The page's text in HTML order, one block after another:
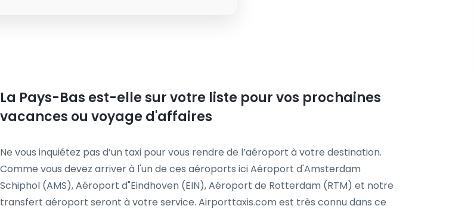
La Pays-Bas est-elle sur votre liste pour vos prochaines
vacances ou voyage d'affaires
Ne vous inquiétez pas d’un taxi pour vous rendre de l’aéroport à votre destination.
Comme vous devez arriver à l'un de ces aéroports ici Aéroport d'Amsterdam
Schiphol (AMS), Aéroport d"Eindhoven (EIN), Aéroport de Rotterdam (RTM) et notre
transfert aéroport seront à votre service. Airporttaxis.com est très connu dans ce